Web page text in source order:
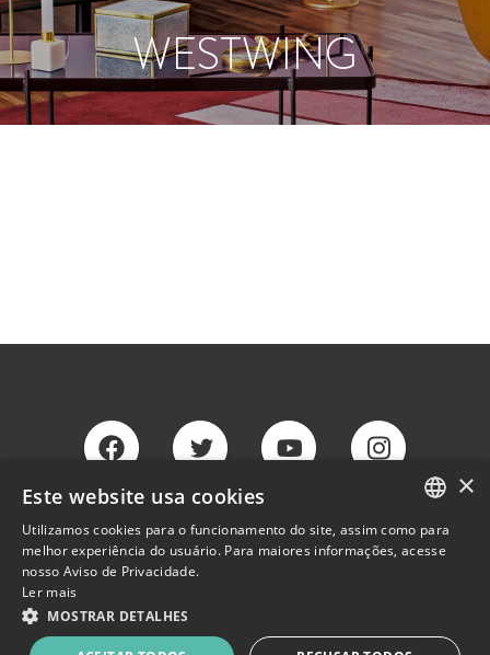
WESTWING
Westwing
Facebook
Westwing
Twitter
Westwing
Youtube
Instagram
© Copyright Westwing 2026 - Todos os direitos reservados
×
Este website usa cookies
Utilizamos cookies para o funcionamento do site, assim como para
melhor experiência do usuário. Para maiores informações, acesse
nosso Aviso de Privacidade.
Ler mais
MOSTRAR DETALHES